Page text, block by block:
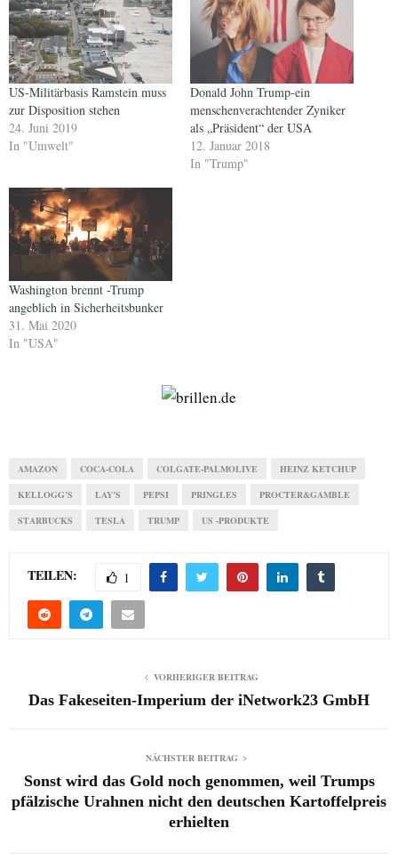
US-Militärbasis Ramstein muss
zur Disposition stehen
24. Juni 2019
In "Umwelt"
Donald John Trump-ein
menschenverachtender Zyniker
als „Präsident“ der USA
12. Januar 2018
In "Trump"
Washington brennt -Trump
angeblich in Sicherheitsbunker
31. Mai 2020
In "USA"
AMAZON COCA-COLA COLGATE-PALMOLIVE HEINZ KETCHUP
KELLOGG’S LAY’S PEPSI PRINGLES PROCTER&GAMBLE
STARBUCKS TESLA TRUMP US -PRODUKTE
TEILEN: 1
VORHERIGER BEITRAG
Das Fakeseiten-Imperium der iNetwork23 GmbH
NÄCHSTER BEITRAG
Sonst wird das Gold noch genommen, weil Trumps
pfälzische Urahnen nicht den deutschen Kartoffelpreis
erhielten